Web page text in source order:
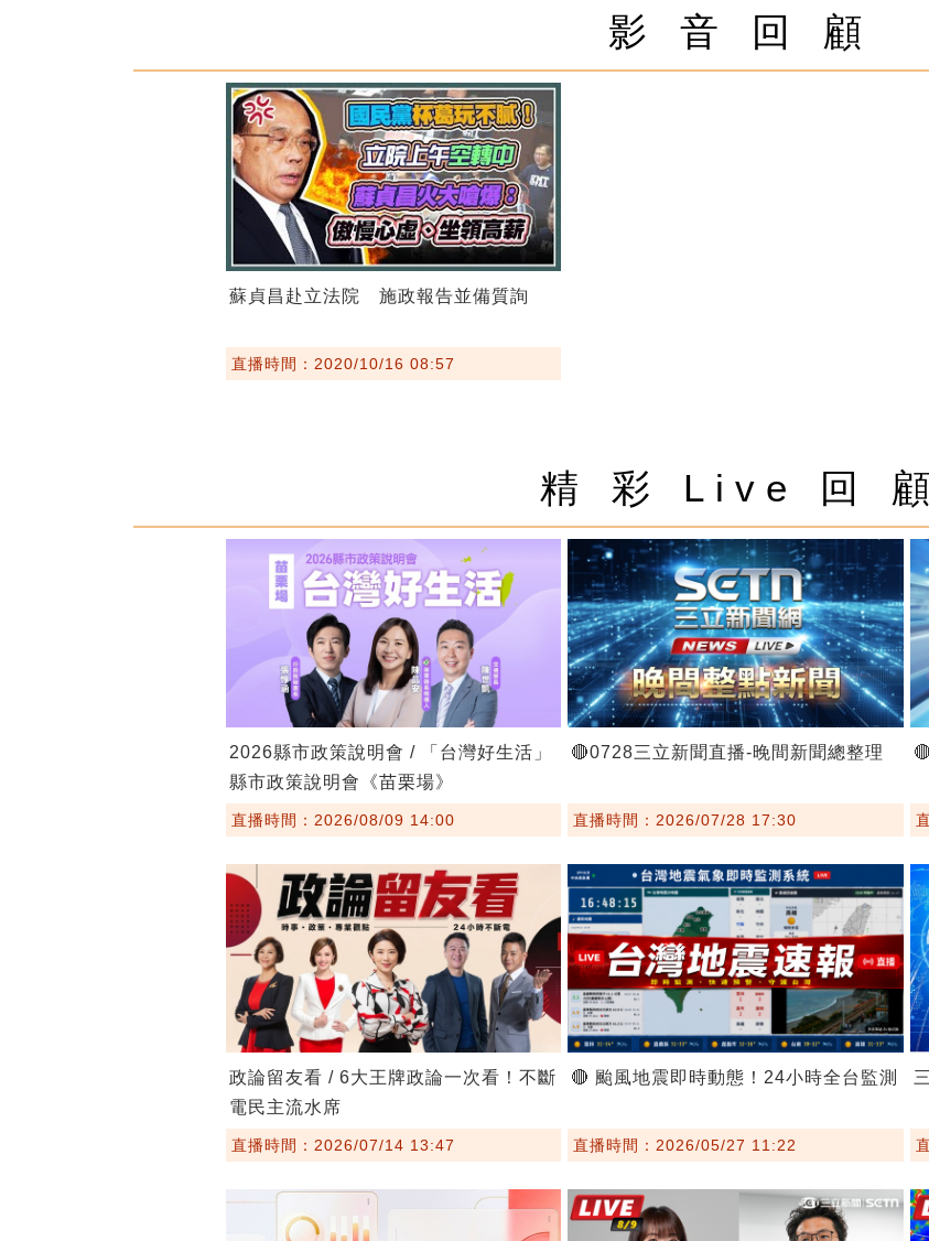
影 音 回 顧
蘇貞昌赴立法院 施政報告並備質詢
直播時間：2020/10/16 08:57
精 彩 Live 回 顧
2026縣市政策說明會 / 「台灣好生活」
縣市政策說明會《苗栗場》
直播時間：2026/08/09 14:00
🔴0728三立新聞直播-晚間新聞總整理
直播時間：2026/07/28 17:30
政論留友看 / 6大王牌政論一次看！不斷
電民主流水席
直播時間：2026/07/14 13:47
🔴 颱風地震即時動態！24小時全台監測
直播時間：2026/05/27 11:22